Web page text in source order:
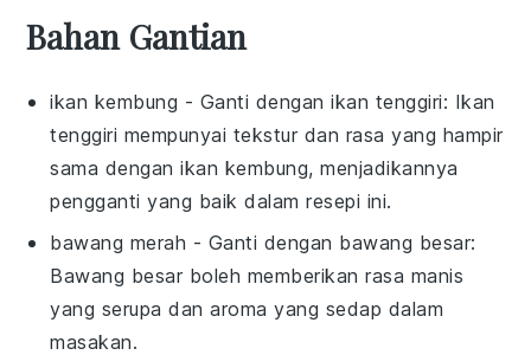
Bahan Gantian
ikan kembung - Ganti denganikan tenggiri: Ikan
tenggiri mempunyai tekstur dan rasa yang hampir
sama dengan ikan kembung, menjadikannya
pengganti yang baik dalam resepi ini.
bawang merah - Ganti dengan bawang besar:
Bawang besar boleh memberikan rasa manis
yang serupa dan aroma yang sedap dalam
masakan.